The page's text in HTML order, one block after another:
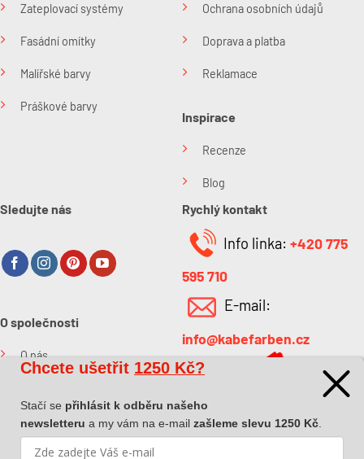
Zateplovací systémy
Fasádní omítky
Malířské barvy
Práškové barvy
Ochrana osobních údajů
Doprava a platba
Reklamace
Inspirace
Recenze
Blog
Sledujte nás
O společnosti
O nás
Rychlý kontakt
Info linka: +420 775
595 710
E-mail:
info@kabefarben.cz
Chcete ušetřit 1250 Kč?
Stačí se přihlásit k odběru našeho
newsletteru a my vám na e-mail zašleme slevu 1250 Kč